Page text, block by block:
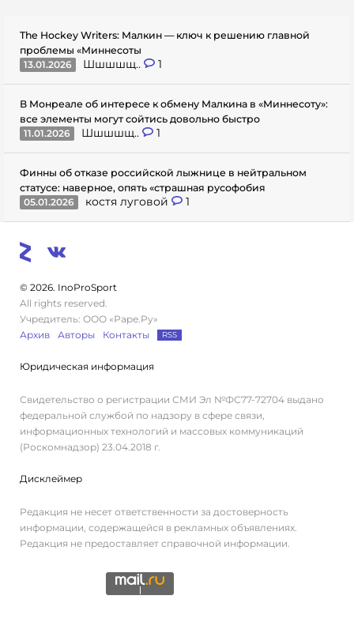
The Hockey Writers: Малкин — ключ к решению главной
проблемы «Миннесоты
13.01.2026
Шшшшщ.. 1
В Монреале об интересе к обмену Малкина в «Миннесоту»:
все элементы могут сойтись довольно быстро
11.01.2026
Шшшшщ.. 1
Финны об отказе российской лыжнице в нейтральном
статусе: наверное, опять «страшная русофобия
05.01.2026
костя луговой 1
© 2026. InoProSport
All rights reserved.
Учредитель: ООО «Раре.Ру»
Архив
Авторы Контакты RSS
Юридическая информация
Свидетельство о регистрации СМИ Эл №ФС77-72704 выдано
федеральной службой по надзору в сфере связи,
информационных технологий и массовых коммуникаций
(Роскомнадзор) 23.04.2018 г.
Дисклеймер
Редакция не несет ответственности за достоверность
информации, содержащейся в рекламных объявлениях.
Редакция не предоставляет справочной информации.